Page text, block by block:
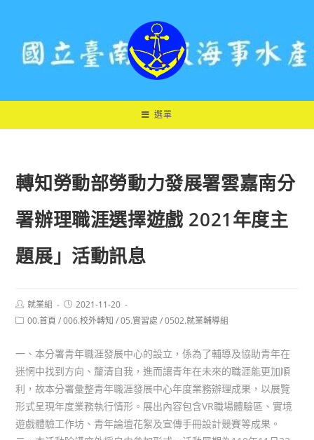
選單
轉知勞動部勞動力發展署雲嘉南分
署辦理職涯選擇遊戲 2021年度主
題展」活動訊息
Post
author:
就業組
Post
published:
2021-11-20
Post00.首頁 / 006.校外轉知 / 05.實習處 / 0502.就業輔導組
一、本分署青年職涯發展中心的設立，係為了輔導及協助青年在
迷惘中找到方向、釐清自我，進而讓青年在未來的職涯能更加順
利，故本分署彙整青年職涯發展中心年度業務辦理成果，以展覽
形式呈現年度業務執行情形。展出內容包含VR職場體驗區、實境
遊戲體驗工作坊、青年論壇花絮及宣傳手冊設計競賽等成果。